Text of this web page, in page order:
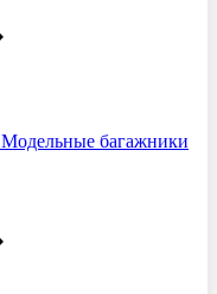
Модельные багажники